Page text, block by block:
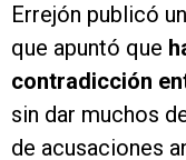
Errejón publicó
que apuntó que
contradicción
sin dar muchos
de acusaciones